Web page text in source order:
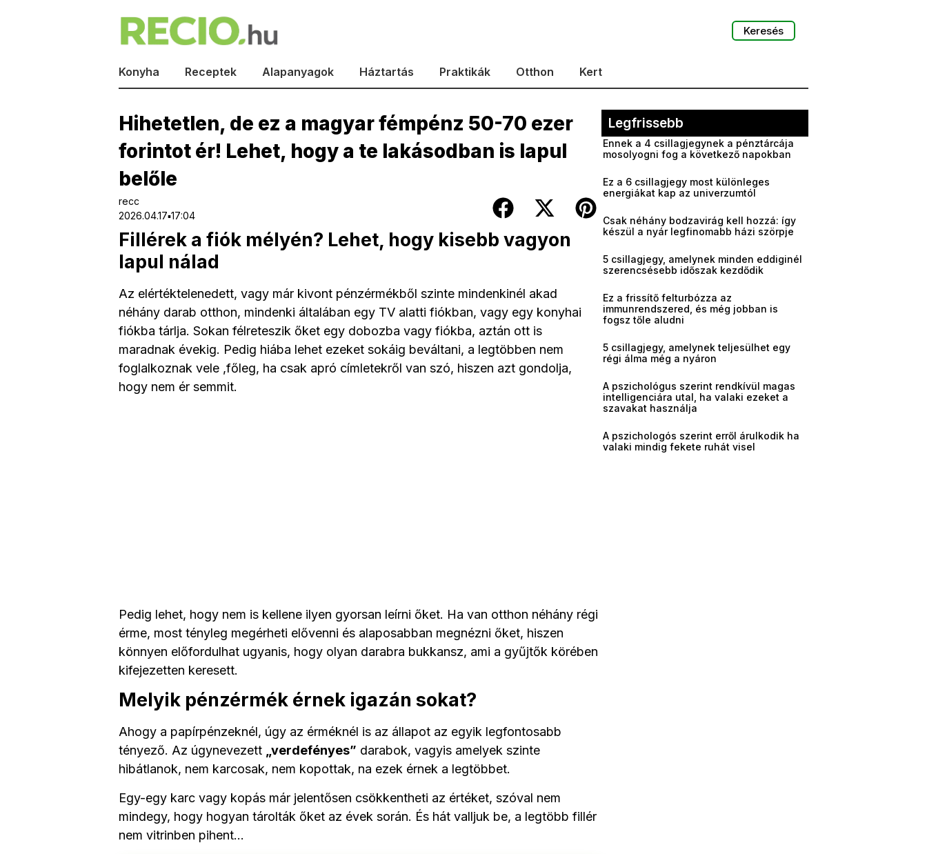
Keresés
Konyha Receptek Alapanyagok Háztartás Praktikák Otthon Kert
Hihetetlen, de ez a magyar fémpénz 50-70 ezer
forintot ér! Lehet, hogy a te lakásodban is lapul
belőle
recc
2026.04.17▪17:04
Fillérek a fiók mélyén? Lehet, hogy kisebb vagyon
lapul nálad
Az elértéktelenedett, vagy már kivont pénzérmékből szinte mindenkinél akad
néhány darab otthon, mindenki általában egy TV alatti fiókban, vagy egy konyhai
fiókba tárlja. Sokan félreteszik őket egy dobozba vagy fiókba, aztán ott is
maradnak évekig. Pedig hiába lehet ezeket sokáig beváltani, a legtöbben nem
foglalkoznak vele ,főleg, ha csak apró címletekről van szó, hiszen azt gondolja,
hogy nem ér semmit.
Pedig lehet, hogy nem is kellene ilyen gyorsan leírni őket. Ha van otthon néhány régi
érme, most tényleg megérheti elővenni és alaposabban megnézni őket, hiszen
könnyen előfordulhat ugyanis, hogy olyan darabra bukkansz, ami a gyűjtők körében
kifejezetten keresett.
Melyik pénzérmék érnek igazán sokat?
Ahogy a papírpénzeknél, úgy az érméknél is az állapot az egyik legfontosabb
tényező. Az úgynevezett „verdefényes” darabok, vagyis amelyek szinte
hibátlanok, nem karcosak, nem kopottak, na ezek érnek a legtöbbet.
Egy-egy karc vagy kopás már jelentősen csökkentheti az értéket, szóval nem
mindegy, hogy hogyan tárolták őket az évek során. És hát valljuk be, a legtöbb fillér
nem vitrinben pihent…
Legfrissebb
Ennek a 4 csillagjegynek a pénztárcája
mosolyogni fog a következő napokban
Ez a 6 csillagjegy most különleges
energiákat kap az univerzumtól
Csak néhány bodzavirág kell hozzá: így
készül a nyár legfinomabb házi szörpje
5 csillagjegy, amelynek minden eddiginél
szerencsésebb időszak kezdődik
Ez a frissítő felturbózza az
immunrendszered, és még jobban is
fogsz tőle aludni
5 csillagjegy, amelynek teljesülhet egy
régi álma még a nyáron
A pszichológus szerint rendkívül magas
intelligenciára utal, ha valaki ezeket a
szavakat használja
A pszichologós szerint erről árulkodik ha
valaki mindig fekete ruhát visel